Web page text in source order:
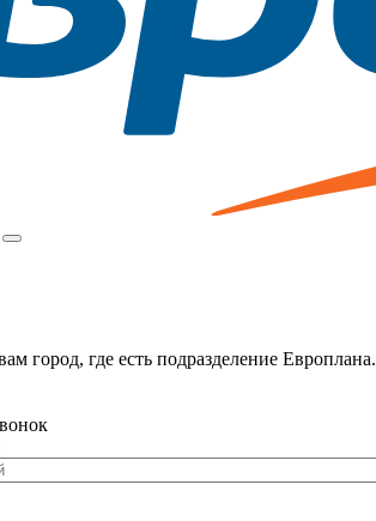
город, где есть подразделение Европлана.